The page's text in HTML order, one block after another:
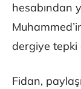
hesabından
dergiye tepki
Fidan,